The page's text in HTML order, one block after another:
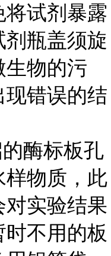
将试剂暴露
瓶盖须旋
生物的污
错误的结
酶标板孔
样物质，此
对实验结果
不用的板